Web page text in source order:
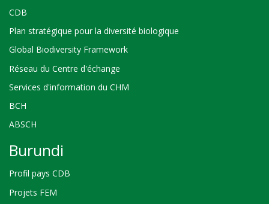
CDB
Plan stratégique pour la diversité biologique
Global Biodiversity Framework
Réseau du Centre d'échange
Services d'information du CHM
BCH
ABSCH
Burundi
Profil pays CDB
Projets FEM